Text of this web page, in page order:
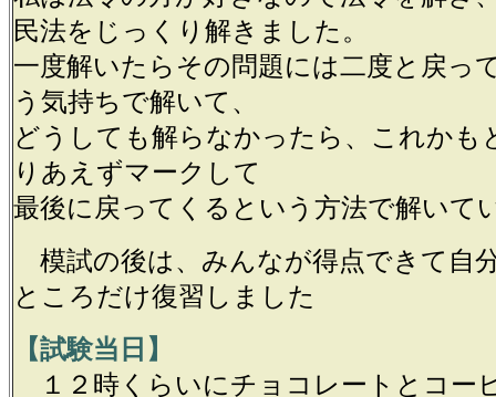
民法をじっくり解きました。
一度解いたらその問題には二度と戻っ
う気持ちで解いて、
どうしても解らなかったら、これかも
りあえずマークして
最後に戻ってくるという方法で解いて
模試の後は、みんなが得点できて自
ところだけ復習しました
【試験当日】
１２時くらいにチョコレートとコー